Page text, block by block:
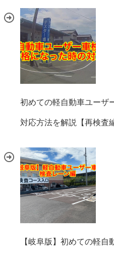
初めての軽自動車ユーザ
対応方法を解説【再検査
【岐阜版】初めての軽